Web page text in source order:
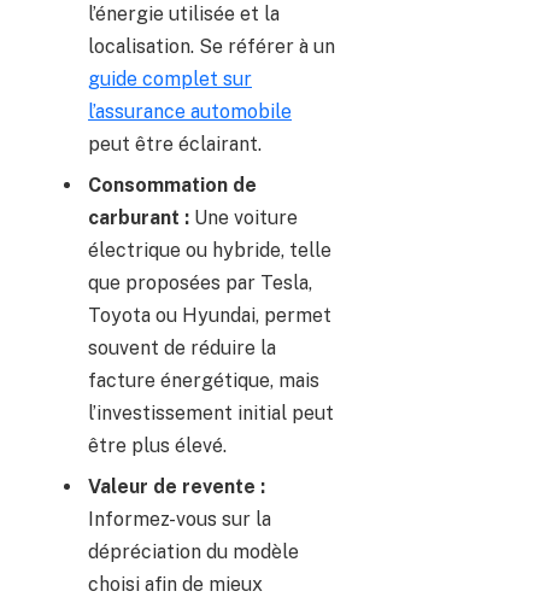
l’énergie utilisée et la
localisation. Se référer à un
guide complet sur
l’assurance automobile
peut être éclairant.
Consommation de
carburant : Une voiture
électrique ou hybride, telle
que proposées par Tesla,
Toyota ou Hyundai, permet
souvent de réduire la
facture énergétique, mais
l’investissement initial peut
être plus élevé.
Valeur de revente :
Informez-vous sur la
dépréciation du modèle
choisi afin de mieux